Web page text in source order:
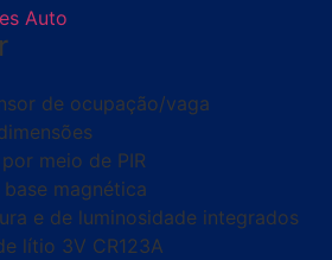
Auto
de ocupação/vaga
meio de PIR
magnética
e de luminosidade integrados
lítio 3V CR123A